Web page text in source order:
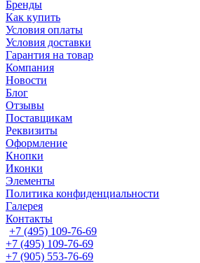
Бренды
Как купить
Условия оплаты
Условия доставки
Гарантия на товар
Компания
Новости
Блог
Отзывы
Поставщикам
Реквизиты
Оформление
Кнопки
Иконки
Элементы
Политика конфиденциальности
Галерея
Контакты
+7 (495) 109-76-69
+7 (495) 109-76-69
+7 (905) 553-76-69